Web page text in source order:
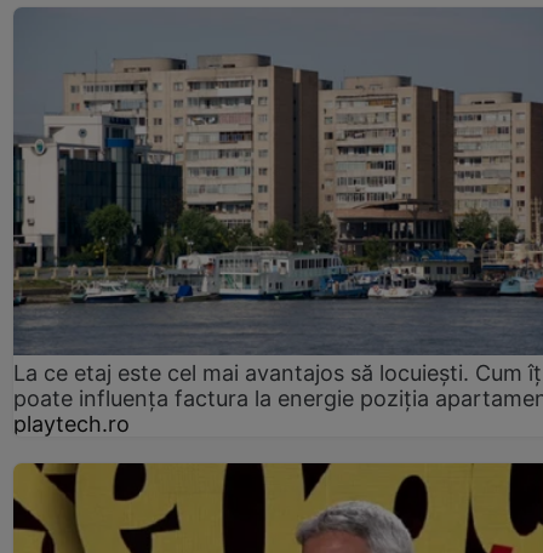
La ce etaj este cel mai avantajos să locuiești. Cum
poate influența factura la energie poziția
playtech.ro